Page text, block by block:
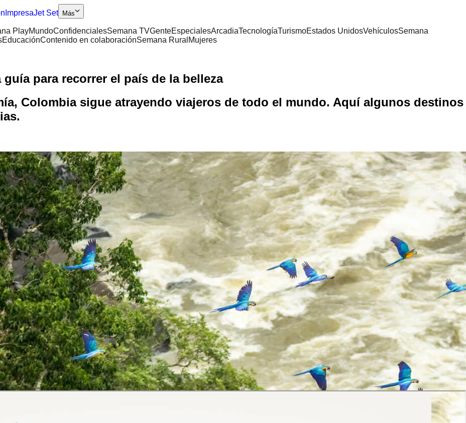
ImpresaJet Set Más
PlayMundoConfidencialesSemana TVGenteEspecialesArcadiaTecnologíaTurismoEstados UnidosVehículosSemana
EducaciónContenido en colaboraciónSemana Rural Mujeres
para recorrer el país de la belleza
Colombia sigue atrayendo viajeros de todo el mundo. Aquí algunos destinos